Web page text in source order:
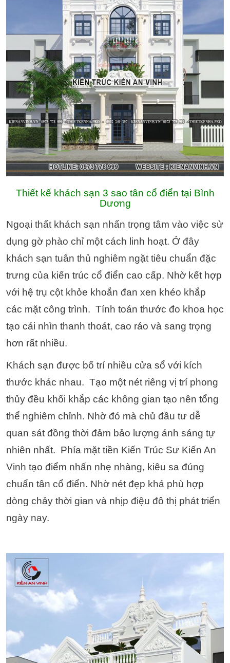
Thiết kế khách sạn 3 sao tân cổ điển tại Bình
Dương
Ngoại thất khách sạn nhấn trọng tâm vào việc sử
dụng gờ phào chỉ một cách linh hoạt. Ở đây
khách sạn tuân thủ nghiêm ngặt tiêu chuẩn đặc
trưng của kiến trúc cổ điển cao cấp. Nhờ kết hợp
với hệ trụ cột khỏe khoắn đan xen khéo khắp
các mặt công trình. Tính toán thước đo khoa học
tạo cái nhìn thanh thoát, cao ráo và sang trọng
hơn rất nhiều.
Khách sạn được bố trí nhiều cửa sổ với kích
thước khác nhau. Tạo một nét riêng vị trí phong
thủy đều khối khắp các không gian tạo nên tổng
thể nghiêm chỉnh. Nhờ đó mà chủ đầu tư dễ
quan sát đồng thời đảm bảo lượng ánh sáng tự
nhiên nhất. Phía mặt tiền Kiến Trúc Sư Kiến An
Vinh tạo điểm nhấn nhẹ nhàng, kiêu sa đúng
chuẩn tân cổ điển. Nhờ nét đẹp khá phù hợp
dòng chảy thời gian và nhịp điệu đô thị phát triển
ngày nay.